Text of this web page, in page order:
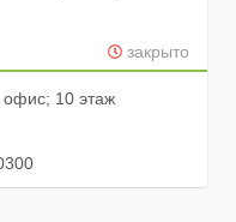
закрыто
10 этаж